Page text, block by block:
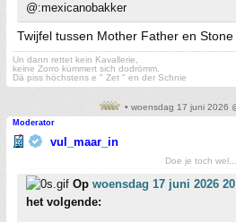
@:mexicanobakker
Twijfel tussen Mother Father en
Un dann rettet kein Kavallerie,
keine Zorro kümmert sich dodrömm.
Dä piss höchstens e " Zet " en der Schnie
• woensdag 17 juni 2026
Moderator
vul_maar_in
Doe je toch wel...
Op woensdag 17 juni 2026
het volgende: